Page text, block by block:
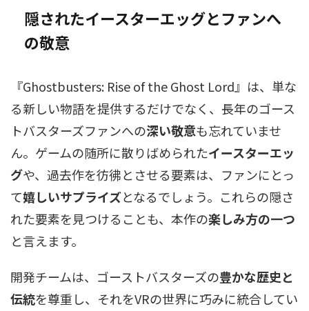
隠されたイースターエッグとファンへ
の敬意
『Ghostbusters: Rise of the Ghost Lord』は、単な
る新しい物語を提供するだけでなく、長年のゴース
トバスターズファンへの深い敬意も忘れていませ
ん。ゲームの随所に散りばめられたイースターエッ
グや、過去作を彷彿とさせる要素は、ファンにとっ
て嬉しいサプライズとなるでしょう。これらの隠さ
れた要素を見つけることも、本作の楽しみ方の一つ
と言えます。
開発チームは、ゴーストバスターズの豊かな歴史と
伝統を尊重し、それをVRの世界に巧みに統合してい